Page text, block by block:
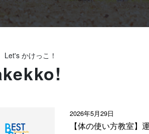
Let's かけっこ！
2026年5月29日
【体の使い方教室】